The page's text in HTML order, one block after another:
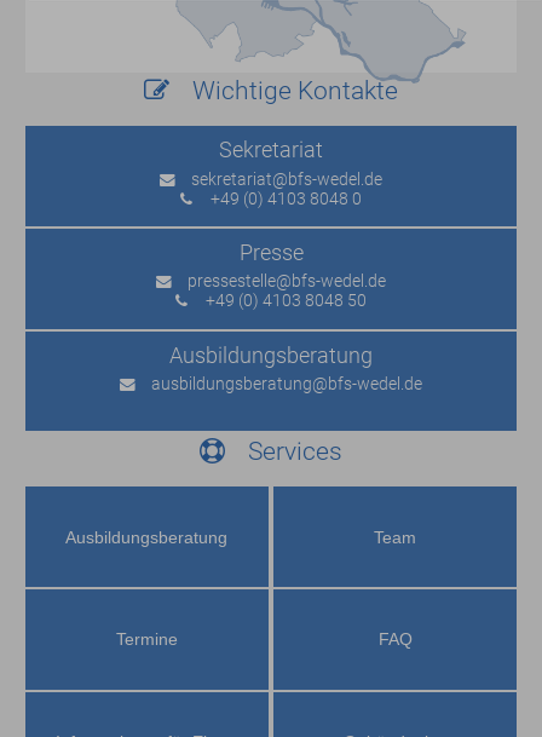
Wichtige Kontakte
Sekretariat
sekretariat@bfs-wedel.de
+49 (0) 4103 8048 0
Presse
pressestelle@bfs-wedel.de
+49 (0) 4103 8048 50
Ausbildungs­beratung
ausbildungsberatung@bfs-wedel.de
Services
Ausbildungs­beratung Team
Termine FAQ